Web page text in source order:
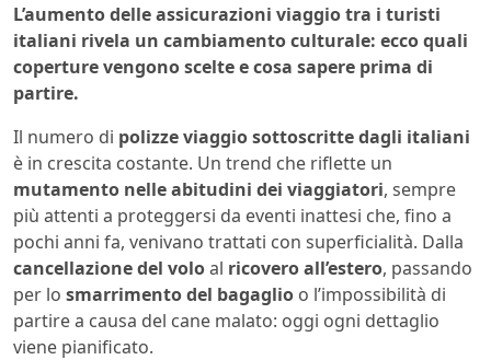
L’aumento delle assicurazioni viaggio tra i turisti
italiani rivela un cambiamento culturale: ecco quali
coperture vengono scelte e cosa sapere prima di
partire.
Il numero di polizze viaggio sottoscritte dagli italiani
è in crescita costante. Un trend che riflette un
mutamento nelle abitudini dei viaggiatori, sempre
più attenti a proteggersi da eventi inattesi che, fino a
pochi anni fa, venivano trattati con superficialità. Dalla
cancellazione del voloal ricovero all’estero, passando
per lo smarrimento del bagaglio o l’impossibilità di
partire a causa del cane malato: oggi ogni dettaglio
viene pianificato.